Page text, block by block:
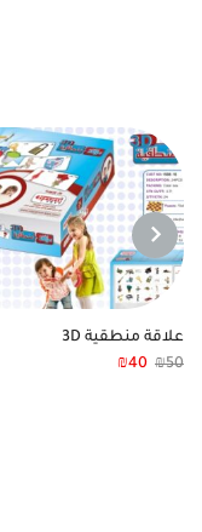
PREVIOUS
علاقة منطقية 3D
₪50
₪40